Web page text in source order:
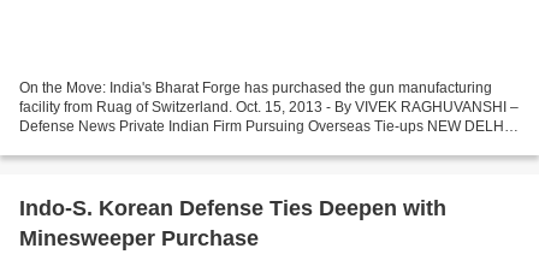
On the Move: India's Bharat Forge has purchased the gun manufacturing
facility from Ruag of Switzerland. Oct. 15, 2013 - By VIVEK RAGHUVANSHI –
Defense News Private Indian Firm Pursuing Overseas Tie-ups NEW DELHI
Indo-S. Korean Defense Ties Deepen with
Minesweeper Purchase